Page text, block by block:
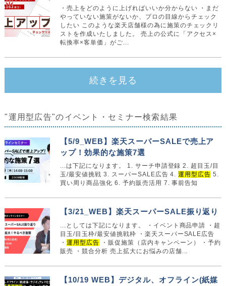
・売上をどのように上げればいいか分からない ・まだ
やっていない施策がないか、プロの目線からチェック
したい このような楽天店舗様の為に施策のチェックリ
ストを作成いたしました。 売上の公式に「アクセス×
転換率×客単価」がご...
続きを見る
"運用型広告"のイベント・セミナー検索結果
【5/9_WEB】楽天スーパーSALEで売上ア
ップ！効果的な施策7選
...は下記になります。 1. サーチ申請登録 2. 超目玉/目
玉/最安値挑戦 3. スーパーSALE広告 4.運用型広告 5.
買い周り商品強化 6. 予約販売活用 7. 事前告知
【3/21_WEB】楽天スーパーSALE振り返り
...としては下記になります。 ・イベント商品申請 ・超
目玉/目玉枠/最安値挑戦枠 ・楽天スーパーSALE広告
・運用型広告 ・販促施策（店内キャンペーン） ・予約
販売 ・競合分析 売上拡大にお悩みの店舗...
【10/19 WEB】デジタル、オフライン(紙媒